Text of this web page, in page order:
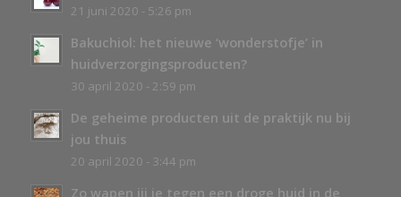
21 juni 2020 - 5:26 pm
Bakuchiol: het nieuwe ‘wonderstofje’ in
huidverzorgingsproducten?
30 april 2020 - 2:59 pm
De geheime producten uit de praktijk nu bij
jou thuis
20 april 2020 - 3:44 pm
Zo wapen jij je tegen een droge huid in de